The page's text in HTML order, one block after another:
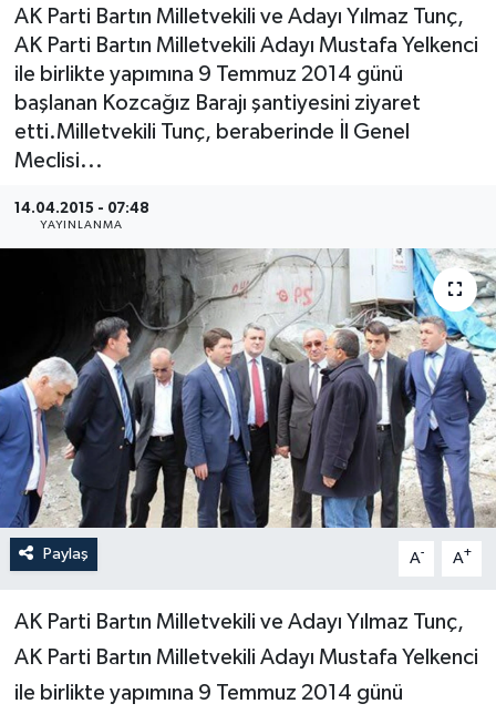
AK Parti Bartın Milletvekili ve Adayı Yılmaz Tunç,
AK Parti Bartın Milletvekili Adayı Mustafa Yelkenci
ile birlikte yapımına 9 Temmuz 2014 günü
başlanan Kozcağız Barajı şantiyesini ziyaret
etti.Milletvekili Tunç, beraberinde İl Genel
Meclisi...
14.04.2015 - 07:48
YAYINLANMA
Paylaş A- A+
AK Parti Bartın Milletvekili ve Adayı Yılmaz Tunç,
AK Parti Bartın Milletvekili Adayı Mustafa Yelkenci
ile birlikte yapımına 9 Temmuz 2014 günü
Medya
Sağlık
Sinema
Sivil Toplum
Spor
Tarım
Turizm
Yaşam
Yerel Yönetimler
YEREL